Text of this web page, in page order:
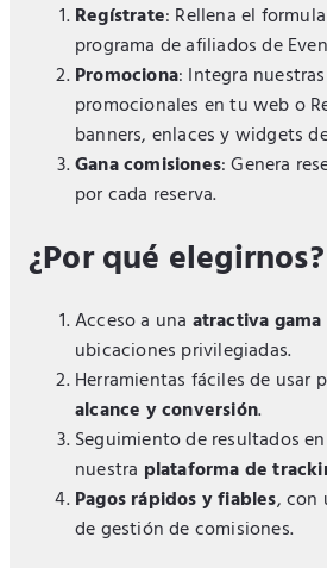
Regístrate: Rellena el
programa de afiliados de
Promociona: Integra
promocionales en tu web o
banners, enlaces y widgets
Gana comisiones: Genera
por cada reserva.
¿Por qué elegirnos?
Acceso a una atractiva
ubicaciones privilegiadas.
Herramientas fáciles de usar
alcance y conversión.
Seguimiento de resultados
nuestra plataforma de
Pagos rápidos y fiables, con
de gestión de comisiones.